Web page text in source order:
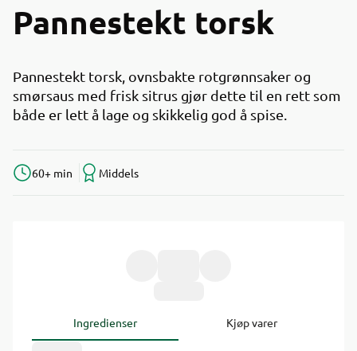
Pannestekt torsk
Pannestekt torsk, ovnsbakte rotgrønnsaker og
smørsaus med frisk sitrus gjør dette til en rett som
både er lett å lage og skikkelig god å spise.
60+ min Middels
Ingredienser Kjøp varer